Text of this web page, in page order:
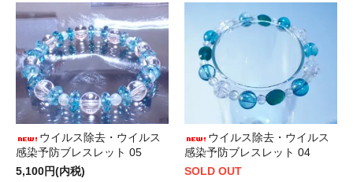
ウイルス除去・ウイルス
感染予防ブレスレット 05
5,100円(内税)
ウイルス除去・ウイルス
感染予防ブレスレット 04
SOLD OUT